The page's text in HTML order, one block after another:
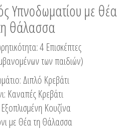
Υπνοδωματίου με θέα
θάλασσα
4 Eπισκέπτες
των παιδιών)
Διπλό Κρεβάτι
Καναπές Κρεβάτι
Κουζίνα
με Θέα τη Θάλασσα